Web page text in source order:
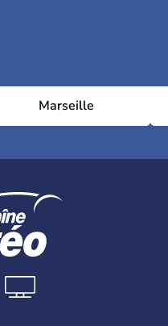
Marseille